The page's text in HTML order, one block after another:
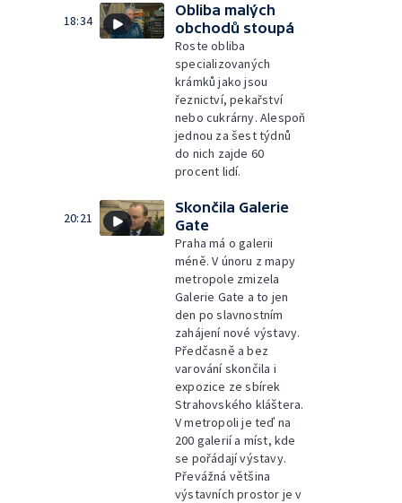
18:34
Obliba malých
obchodů stoupá
Roste obliba
specializovaných
krámků jako jsou
řeznictví, pekařství
nebo cukrárny. Alespoň
jednou za šest týdnů
do nich zajde 60
procent lidí.
20:21
Skončila Galerie
Gate
Praha má o galerii
méně. V únoru z mapy
metropole zmizela
Galerie Gate a to jen
den po slavnostním
zahájení nové výstavy.
Předčasně a bez
varování skončila i
expozice ze sbírek
Strahovského kláštera.
V metropoli je teď na
200 galerií a míst, kde
se pořádají výstavy.
Převážná většina
výstavních prostor je v